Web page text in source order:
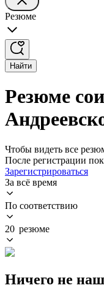
Резюме
Найти
Резюме
Чтобы видеть все
После регистрации
Зарегистрироваться
За всё время
По соответствию
20 резюме
Ничего не